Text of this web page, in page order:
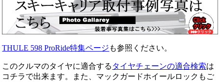
THULE 598 ProRide特集ページ も参照ください。
このクルマのタイヤに適合する タイヤチェーンの適合検索は
コチラで出来ます。また、マックガードホイールロックもご